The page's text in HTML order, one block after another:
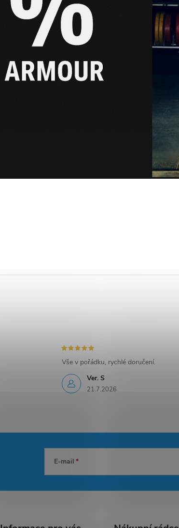
Ver. S
21.7.2026
Vše v pořádku, rychlé doručení.
E-mail